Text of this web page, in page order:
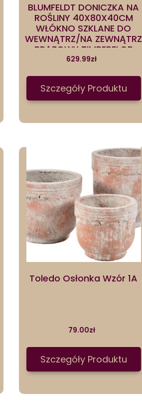
BLUMFELDT DONICZKA NA
ROŚLINY 40X80X40CM
WŁÓKNO SZKLANE DO
WEWNĄTRZ/NA ZEWNĄTRZ
BRĄZOWY TIMBERFLOR
629.99zł
Szczegóły Produktu
Toledo Osłonka Wzór 1A
79.00zł
Szczegóły Produktu